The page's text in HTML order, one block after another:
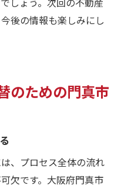
後の情報も楽しみにし
のための門真市
、プロセス全体の流れ
欠です。大阪府門真市